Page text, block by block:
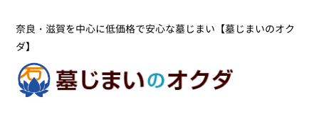
奈良・滋賀を中心に低価格で安心な墓じまい【墓じまいのオク
ダ】